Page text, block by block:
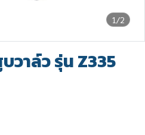
1/2
วาล์ว รุ่น Z335